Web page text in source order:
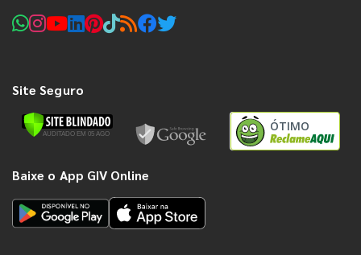
Site Seguro
ÓTIMO
Baixe o App GIV Online